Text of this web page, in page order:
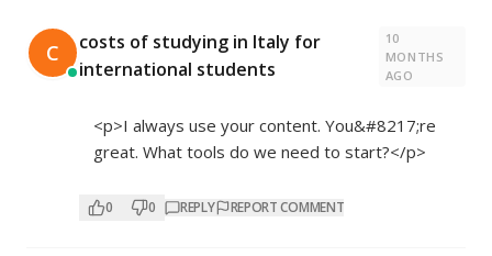
C
costs of studying in Italy for
international students
10
MONTHS
AGO
<p>I always use your content. You&#8217;re
great. What tools do we need to start?</p>
0 0 REPLY REPORT COMMENT